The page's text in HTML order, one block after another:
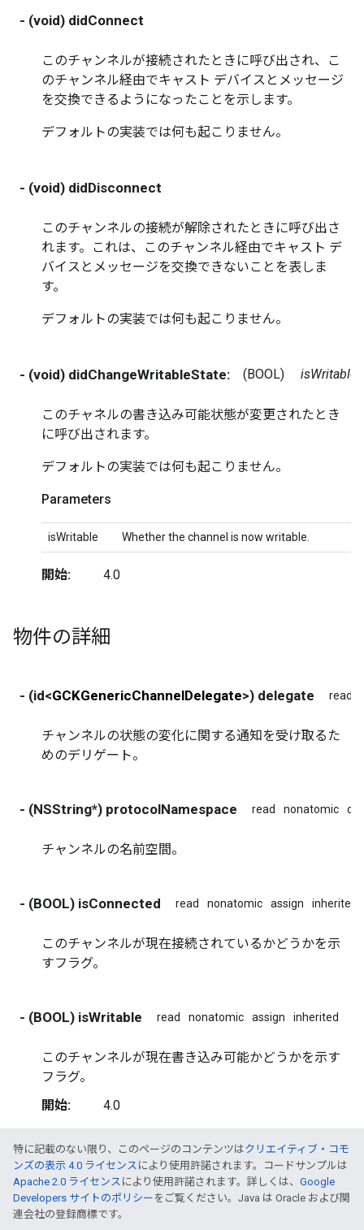
- (void) didConnect
このチャンネルが接続されたときに呼び出され、こ
のチャンネル経由でキャスト デバイスとメッセージ
を交換できるようになったことを示します。
デフォルトの実装では何も起こりません。
- (void) didDisconnect
このチャンネルの接続が解除されたときに呼び出さ
れます。これは、このチャンネル経由でキャスト デ
バイスとメッセージを交換できないことを表しま
す。
デフォルトの実装では何も起こりません。
- (void) didChangeWritableState: (BOOL) isWritable
このチャネルの書き込み可能状態が変更されたとき
に呼び出されます。
デフォルトの実装では何も起こりません。
Parameters
isWritable Whether the channel is now writable.
開始: 4.0
物件の詳細
- (id<GCKGenericChannelDelegate>) delegate read
チャンネルの状態の変化に関する通知を受け取るた
めのデリゲート。
- (NSString*) protocolNamespace read nonatomic
チャンネルの名前空間。
- (BOOL) isConnected read nonatomic assign inherited
このチャンネルが現在接続されているかどうかを示
すフラグ。
- (BOOL) isWritable read nonatomic assign inherited
このチャンネルが現在書き込み可能かどうかを示す
フラグ。
開始:
4.0
特に記載のない限り、このページのコンテンツはクリエイティブ・コモ
ンズの表示 4.0 ライセンス により使用許諾されます。コードサンプルは
Apache 2.0 ライセンス により使用許諾されます。詳しくは、 Google
Developers サイトのポリシー をご覧ください。Java は Oracle および関
連会社の登録商標です。